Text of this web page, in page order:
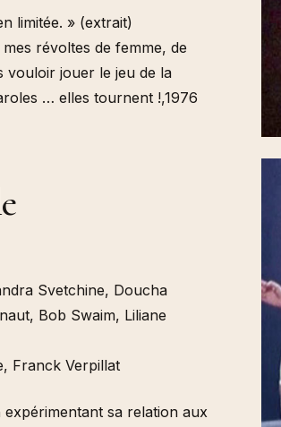
limitée. » (extrait)
mes révoltes de femme, de
vouloir jouer le jeu de la
… elles tournent !,1976
Svetchine, Doucha
Bob Swaim, Liliane
Franck Verpillat
sa relation aux